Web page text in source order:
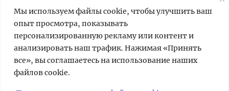
Мы используем файлы cookie, чтобы улучшить ваш
опыт просмотра, показывать
персонализированную рекламу или контент и
анализировать наш трафик. Нажимая «Принять
все», вы соглашаетесь на использование наших
файлов cookie.
Мы используем cookies для быстрой и
удобной работы сайта. Продолжая